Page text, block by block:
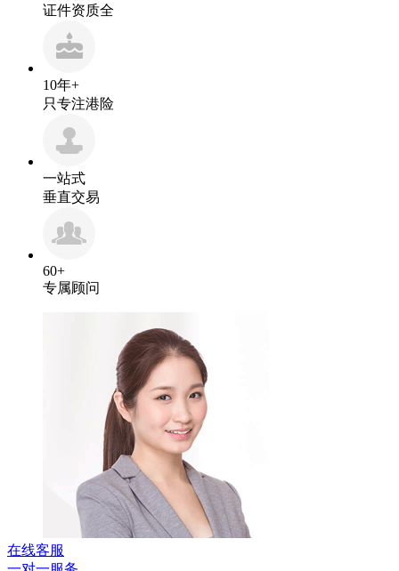
证件资质全
10年+
只专注港险
一站式
垂直交易
60+
专属顾问
在线客服